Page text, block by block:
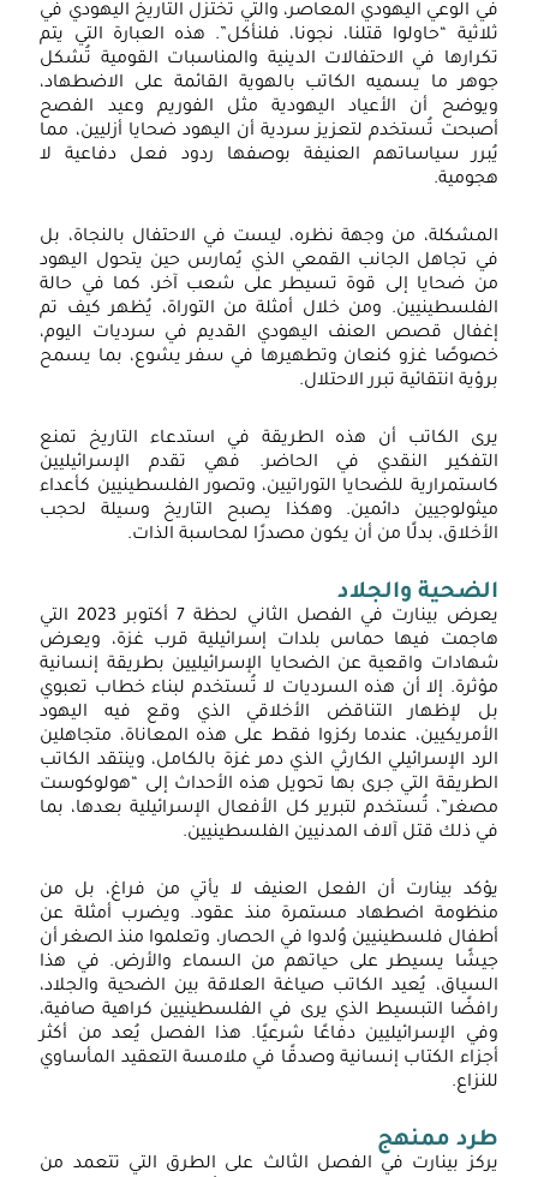
في الوعي اليهودي المعاصر، والتي تختزل التاريخ اليهودي في
ثلاثية “حاولوا قتلنا، نجونا، فلنأكل”. هذه العبارة التي يتم
تكرارها في الاحتفالات الدينية والمناسبات القومية تُشكل
جوهر ما يسميه الكاتب بالهوية القائمة على الاضطهاد،
ويوضح أن الأعياد اليهودية مثل الفوريم وعيد الفصح
أصبحت تُستخدم لتعزيز سردية أن اليهود ضحايا أزليين، مما
يُبرر سياساتهم العنيفة بوصفها ردود فعل دفاعية لا
هجومية.
المشكلة، من وجهة نظره، ليست في الاحتفال بالنجاة، بل
في تجاهل الجانب القمعي الذي يُمارس حين يتحول اليهود
من ضحايا إلى قوة تسيطر على شعب آخر، كما في حالة
الفلسطينيين. ومن خلال أمثلة من التوراة، يُظهر كيف تم
إغفال قصص العنف اليهودي القديم في سرديات اليوم،
خصوصًا غزو كنعان وتطهيرها في سفر يشوع، بما يسمح
برؤية انتقائية تبرر الاحتلال.
يرى الكاتب أن هذه الطريقة في استدعاء التاريخ تمنع
التفكير النقدي في الحاضر. فهي تقدم الإسرائيليين
كاستمرارية للضحايا التوراتيين، وتصور الفلسطينيين كأعداء
ميثولوجيين دائمين. وهكذا يصبح التاريخ وسيلة لحجب
الأخلاق، بدلًا من أن يكون مصدرًا لمحاسبة الذات.
الضحية والجلاد
يعرض بينارت في الفصل الثاني لحظة 7 أكتوبر 2023 التي
هاجمت فيها حماس بلدات إسرائيلية قرب غزة، ويعرض
شهادات واقعية عن الضحايا الإسرائيليين بطريقة إنسانية
مؤثرة. إلا أن هذه السرديات لا تُستخدم لبناء خطاب تعبوي
بل لإظهار التناقض الأخلاقي الذي وقع فيه اليهود
الأمريكيين، عندما ركزوا فقط على هذه المعاناة، متجاهلين
الرد الإسرائيلي الكارثي الذي دمر غزة بالكامل، وينتقد الكاتب
الطريقة التي جرى بها تحويل هذه الأحداث إلى “هولوكوست
مصغر”، تُستخدم لتبرير كل الأفعال الإسرائيلية بعدها، بما
في ذلك قتل آلاف المدنيين الفلسطينيين.
يؤكد بينارت أن الفعل العنيف لا يأتي من فراغ، بل من
منظومة اضطهاد مستمرة منذ عقود. ويضرب أمثلة عن
أطفال فلسطينيين وُلدوا في الحصار، وتعلموا منذ الصغر أن
جيشًا يسيطر على حياتهم من السماء والأرض. في هذا
السياق، يُعيد الكاتب صياغة العلاقة بين الضحية والجلاد،
رافضًا التبسيط الذي يرى في الفلسطينيين كراهية صافية،
وفي الإسرائيليين دفاعًا شرعيًا. هذا الفصل يُعد من أكثر
أجزاء الكتاب إنسانية وصدقًا في ملامسة التعقيد المأساوي
للنزاع.
طرد ممنهج
يركز بينارت في الفصل الثالث على الطرق التي تتعمد من